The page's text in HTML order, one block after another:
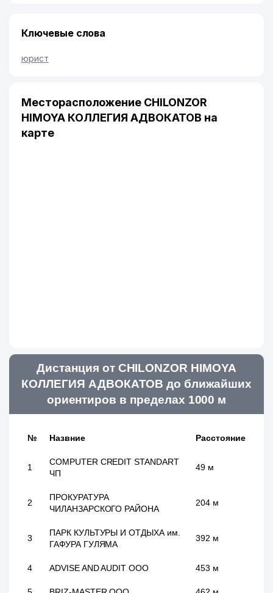
Ключевые слова
юрист
Месторасположение CHILONZOR
HIMOYA КОЛЛЕГИЯ АДВОКАТОВ на
карте
Дистанция от CHILONZOR HIMOYA
КОЛЛЕГИЯ АДВОКАТОВ до ближайших
ориентиров в пределах 1000 м
№ Назвние Расстояние
1
COMPUTER CREDIT STANDART
ЧП
49 м
2
ПРОКУРАТУРА
ЧИЛАНЗАРСКОГО РАЙОНА
204 м
3
ПАРК КУЛЬТУРЫ И ОТДЫХА им.
ГАФУРА ГУЛЯМА
392 м
4 ADVISE AND AUDIT ООО 453 м